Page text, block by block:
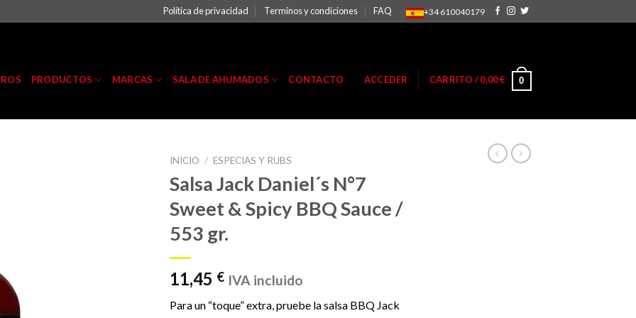
Política de privacidad Terminos y condiciones FAQ +34 610040179
PRODUCTOS MARCAS SALA DE AHUMADOS CONTACTO ACCEDER CARRITO /0,00€ 0
INICIO / ESPECIAS Y RUBS
Salsa Jack Daniel´s N°7
Sweet & Spicy BBQ Sauce /
553 gr.
11,45 € IVA incluido
Para un “toque” extra, pruebe la salsa BBQ Jack